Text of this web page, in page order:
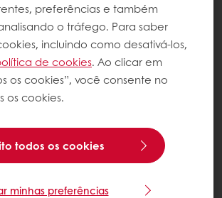
preferências e também
o tráfego. Para saber
incluindo como desativá-los,
de cookies. Ao clicar em
os cookies”, você consente no
os cookies.
todos os cookies
minhas preferências